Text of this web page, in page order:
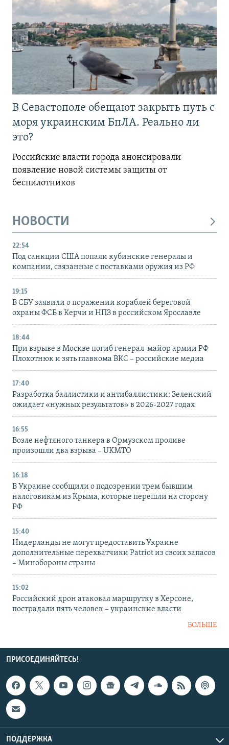
В Севастополе обещают закрыть путь с
моря украинским БпЛА. Реально ли
это?
Российские власти города анонсировали
появление новой системы защиты от
беспилотников
НОВОСТИ
22:54
Под санкции США попали кубинские генералы и
компании, связанные с поставками оружия из РФ
19:15
В СБУ заявили о поражении кораблей береговой
охраны ФСБ в Керчи и НПЗ в российском Ярославле
18:44
При взрыве в Москве погиб генерал-майор армии РФ
Плохотнюк и зять главкома ВКС – российские медиа
17:40
Разработка баллистики и антибаллистики: Зеленский
ожидает «нужных результатов» в 2026-2027 годах
16:55
Возле нефтяного танкера в Ормузском проливе
произошли два взрыва – UKMTO
16:18
В Украине сообщили о подозрении трем бывшим
налоговикам из Крыма, которые перешли на сторону
РФ
15:40
Нидерланды не могут предоставить Украине
дополнительные перехватчики Patriot из своих запасов
– Минобороны страны
15:02
Российский дрон атаковал маршрутку в Херсоне,
пострадали пять человек – украинские власти
БОЛЬШЕ
ПРИСОЕДИНЯЙТЕСЬ!
ПОДДЕРЖКА